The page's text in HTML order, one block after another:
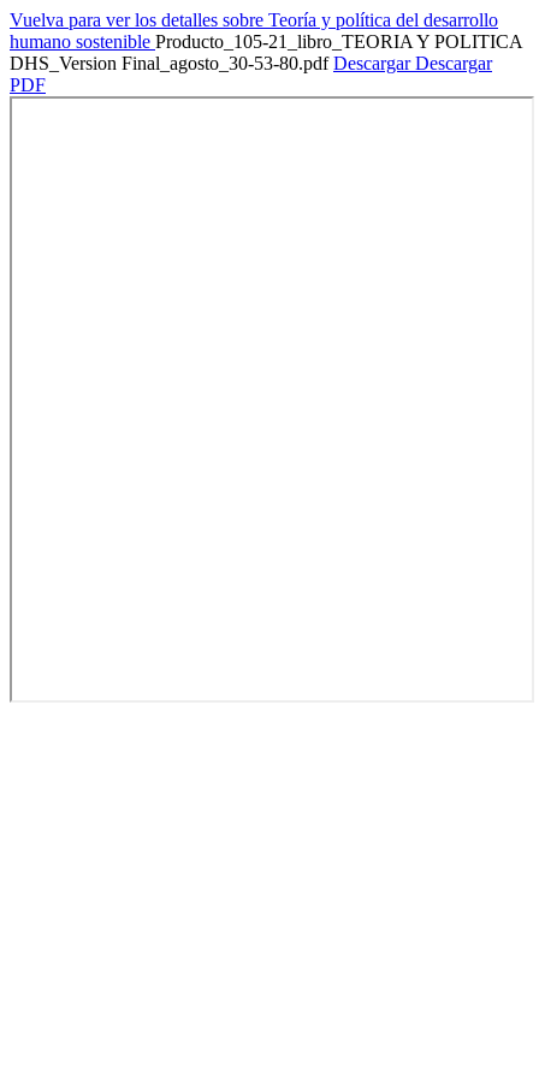
Vuelva para ver los detalles sobre Teoría y política del desarrollo
humano sostenible Producto_105-21_libro_TEORIA Y POLITICA
DHS_Version Final_agosto_30-53-80.pdfDescargarDescargar
PDF